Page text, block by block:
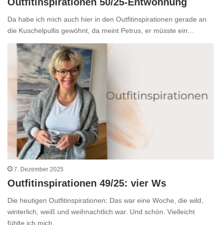
Da habe ich mich auch hier in den Outfitinspirationen gerade an
die Kuschelpullis gewöhnt, da meint Petrus, er müsste ein…
7. Dezember 2025
Outfitinspirationen 49/25: vier Ws
Die heutigen Outfitinspirationen: Das war eine Woche, die wild,
winterlich, weiß und weihnachtlich war. Und schön. Vielleicht
fühlte ich mich…